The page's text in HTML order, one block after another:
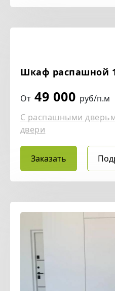
Шкаф распашной
От 49 000 руб/п.м
С распашными
двери
Заказать